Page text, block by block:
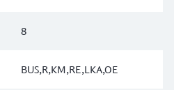
8
BUS,R,KM,RE,LKA,OE